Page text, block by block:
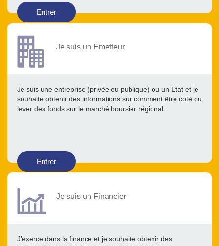
Entrer
Je suis un Emetteur
Je suis une entreprise (privée ou publique) ou un Etat et je
souhaite obtenir des informations sur comment être coté ou
lever des fonds sur le marché boursier régional.
Entrer
Je suis un Financier
J’exerce dans la finance et je souhaite obtenir des